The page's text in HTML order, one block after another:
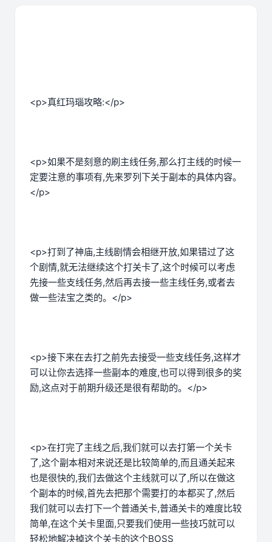
<p>真红玛瑙攻略:</p>
<p>如果不是刻意的刷主线任务,那么打主线的时候一
定要注意的事项有,先来罗列下关于副本的具体内容。
</p>
<p>打到了神庙,主线剧情会相继开放,如果错过了这
个剧情,就无法继续这个打关卡了,这个时候可以考虑
先接一些支线任务,然后再去接一些主线任务,或者去
做一些法宝之类的。</p>
<p>接下来在去打之前先去接受一些支线任务,这样才
可以让你去选择一些副本的难度,也可以得到很多的奖
励,这点对于前期升级还是很有帮助的。</p>
<p>在打完了主线之后,我们就可以去打第一个关卡
了,这个副本相对来说还是比较简单的,而且通关起来
也是很快的,我们去做这个主线就可以了,所以在做这
个副本的时候,首先去把那个需要打的本都买了,然后
我们就可以去打下一个普通关卡,普通关卡的难度比较
简单,在这个关卡里面,只要我们使用一些技巧就可以
轻松地解决掉这个关卡的这个BOSS